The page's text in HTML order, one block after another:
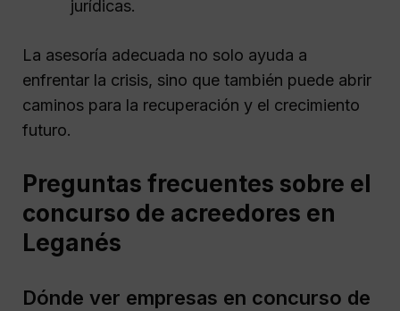
jurídicas.
La asesoría adecuada no solo ayuda a
enfrentar la crisis, sino que también puede abrir
caminos para la recuperación y el crecimiento
futuro.
Preguntas frecuentes sobre el
concurso de acreedores en
Leganés
Dónde ver empresas en concurso de